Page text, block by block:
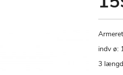
indv ø:
3